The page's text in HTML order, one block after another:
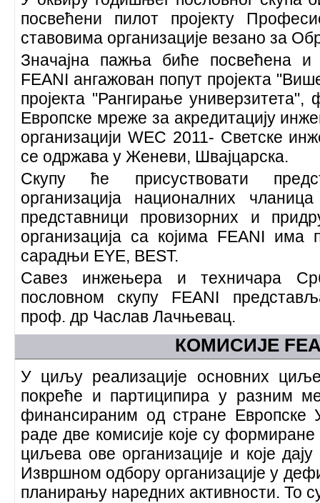
посвећени пилот пројекту
ставовима организације везано за
Значајна пажња биће посвећена и
FEANI ангажован попут пројекта
пројекта "Рангирање
Европске мреже за акредитацију
организацији WEC 2011- Светске
се одржава у Женеви, Швајцарска.
Скупу ће присуствовати
организација националних
представници провизорних и
организација са којима FEANI
сарадњи ЕYЕ, BEST.
Савез инжењера и техничара
пословном скупу FEANI
проф. др Часлав Лачњевац.
КОМИСИЈЕ
У циљу реализације основних
покреће и партиципира у разним
финансираним од стране Европске
раде две комисије које су
циљева ове организације и које
Извршном одбору организације у
планирању наредних активности. То